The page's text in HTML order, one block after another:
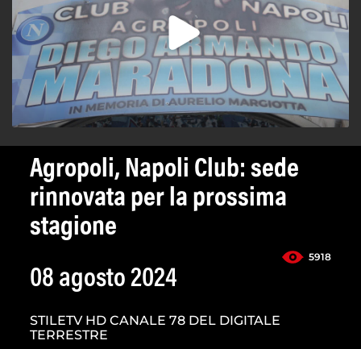
Agropoli, Napoli Club: sede
rinnovata per la prossima
stagione
5918
08 agosto 2024
STILETV HD CANALE 78 DEL DIGITALE
TERRESTRE